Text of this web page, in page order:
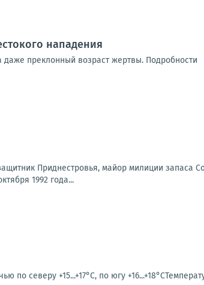
нападения
преклонный возраст жертвы. Подробности
Приднестровья, майор милиции запаса
1992 года...
северу +15...+17°С, по югу